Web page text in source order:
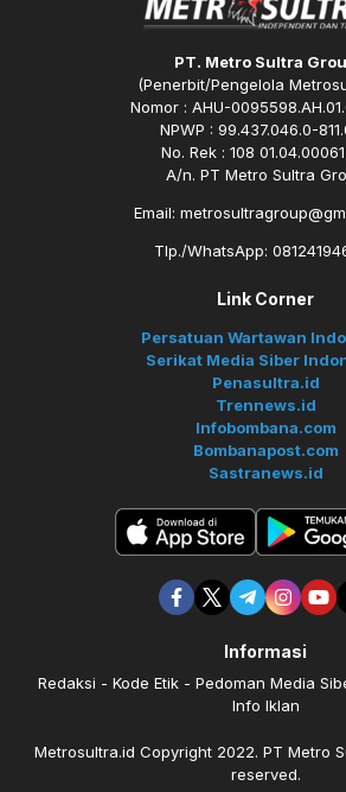
PT. Metro Sultra
(Penerbit/Pengelola
Nomor : AHU-
NPWP : 99.437.046.0-
No. Rek : 108
A/n. PT Metro Sultra
Email:
Tlp./WhatsApp:
Link Corner
Persatuan Wartawan
Serikat Media Siber
Penasultra.id
Trennews.id
Infobombana.com
Bombanapost.com
Sastranews.id
Informasi
Redaksi Kode Etik Pedoman Media
Info Iklan
Metrosultra.id Copyright 2022. PT Metro
reserved.